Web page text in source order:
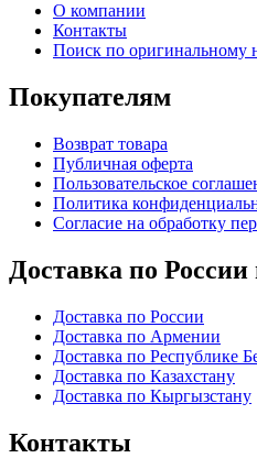
О компании
Контакты
Поиск по оригинальному
Покупателям
Возврат товара
Публичная оферта
Пользовательское
Политика
Согласие на обработку
Доставка по
Доставка по России
Доставка по Армении
Доставка по Республике
Доставка по Казахстану
Доставка по Кыргызстану
Контакты